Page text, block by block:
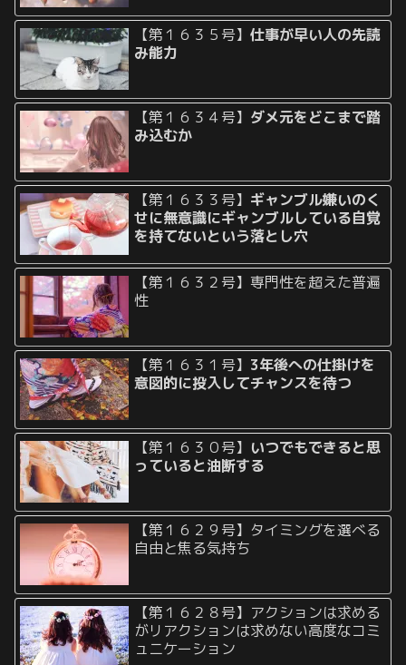
【第１６３５号】仕事が早い人の先読
み能力
【第１６３４号】 ダメ元をどこまで踏
み込むか
【第１６３３号】 ギャンブル嫌いのく
せに無意識にギャンブルしている自覚
を持てないという落とし穴
【第１６３２号】専門性を超えた普遍
性
【第１６３１号】 3年後への仕掛けを
意図的に投入してチャンスを待つ
【第１６３０号】 いつでもできると思
っていると油断する
【第１６２９号】タイミングを選べる
自由と焦る気持ち
【第１６２８号】アクションは求める
がリアクションは求めない高度なコミ
ュニケーション